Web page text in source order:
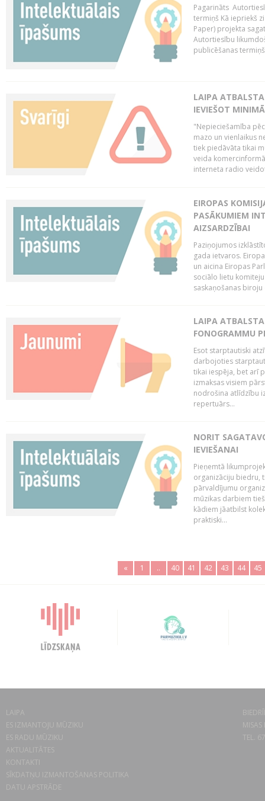
Pagarināts
termiņš Kā iepriekš
Paper) projekta
Autortiesību
publicēšanas
LAIPA
IEVIEŠOT
"Nepieciešamība
mazo un vienlaikus
tiek piedāvāta tikai
veida
interneta radio
EIROPAS
PASĀKUMIEM
AIZSARDZĪBAI
Paziņojumos
gada ietvaros.
un aicina Eiropas
sociālo lietu
saskaņošanas biroju
LAIPA
FONOGRAMMU
Esot starptautiski
darbojoties
tikai iespēja, bet arī
izmaksas visiem
nodrošina atlīdzību
repertuārs...
NORIT
IEVIEŠANAI
Pieņemtā
organizāciju biedru,
pārvaldījumu
mūzikas darbiem
kādiem jāatbilst
praktiski...
« 1 .. 40 41 42 43 44 45
LAIPA
ES IZMANTOJU MŪZIKU
ES RADU MŪZIKU
AKTUALITĀTES
KONTAKTI
SĪKDATŅU IZMANTOŠANAS POLITIKA
DATU APSTRĀDE
TEL.